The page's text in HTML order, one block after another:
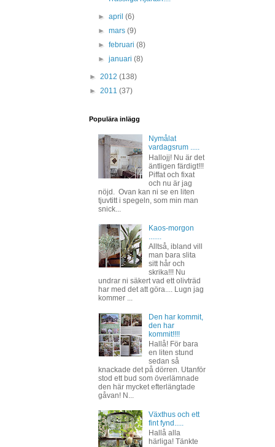
►april(6)
►mars(9)
►februari(8)
►januari(8)
► 2012 (138)
► 2011 (37)
Populära inlägg
Nymålat
vardagsrum .....
Hallojj! Nu är det
äntligen färdigt!!!
Piffat och fixat
och nu är jag
nöjd. Ovan kan ni se en liten
tjuvtitt i spegeln, som min man
snick...
Kaos-morgon
Alltså, ibland vill
man bara slita
sitt hår och
skrika!!! Nu
undrar ni säkert vad ett olivträd
har med det att göra.... Lugn jag
kommer ...
Den har kommit,
den har
kommit!!!!
Hallå! För bara
en liten stund
sedan så
knackade det på dörren. Utanför
stod ett bud som överlämnade
den här mycket efterlängtade
gåvan! N...
Växthus och ett
fint fynd.....
Hallå alla
härliga! Tänkte